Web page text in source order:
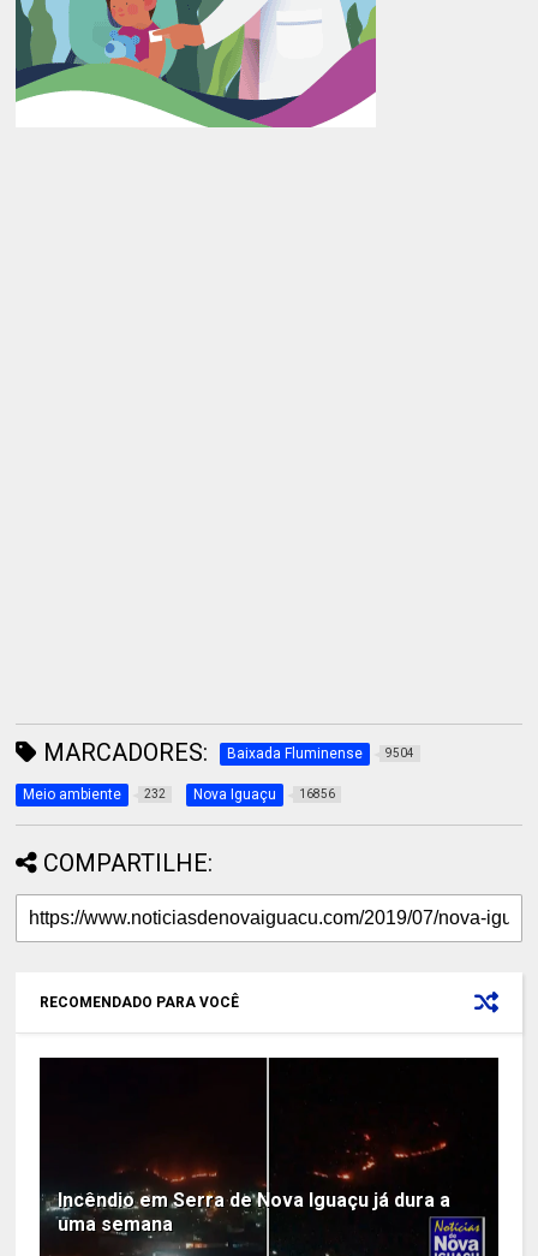
MARCADORES: Baixada Fluminense 9504
Meio ambiente 232 Nova Iguaçu 16856
COMPARTILHE:
RECOMENDADO PARA VOCÊ
Incêndio em Serra de Nova Iguaçu já dura a
uma semana